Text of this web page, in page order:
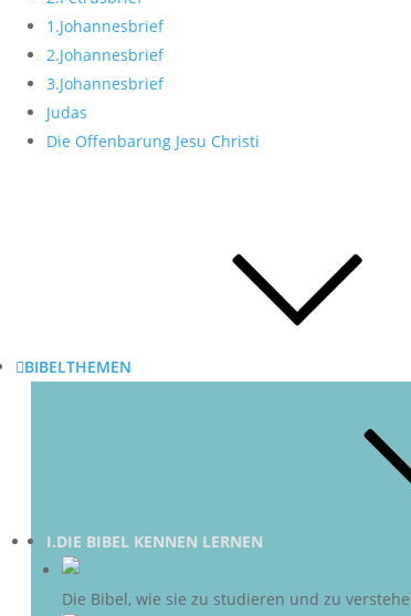
1.Johannesbrief
2.Johannesbrief
3.Johannesbrief
Judas
Die Offenbarung Jesu Christi
BIBELTHEMEN
I.DIE BIBEL KENNEN LERNEN
Die Bibel, wie sie zu studieren und zu